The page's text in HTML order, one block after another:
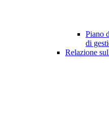
Piano
di
Relazione